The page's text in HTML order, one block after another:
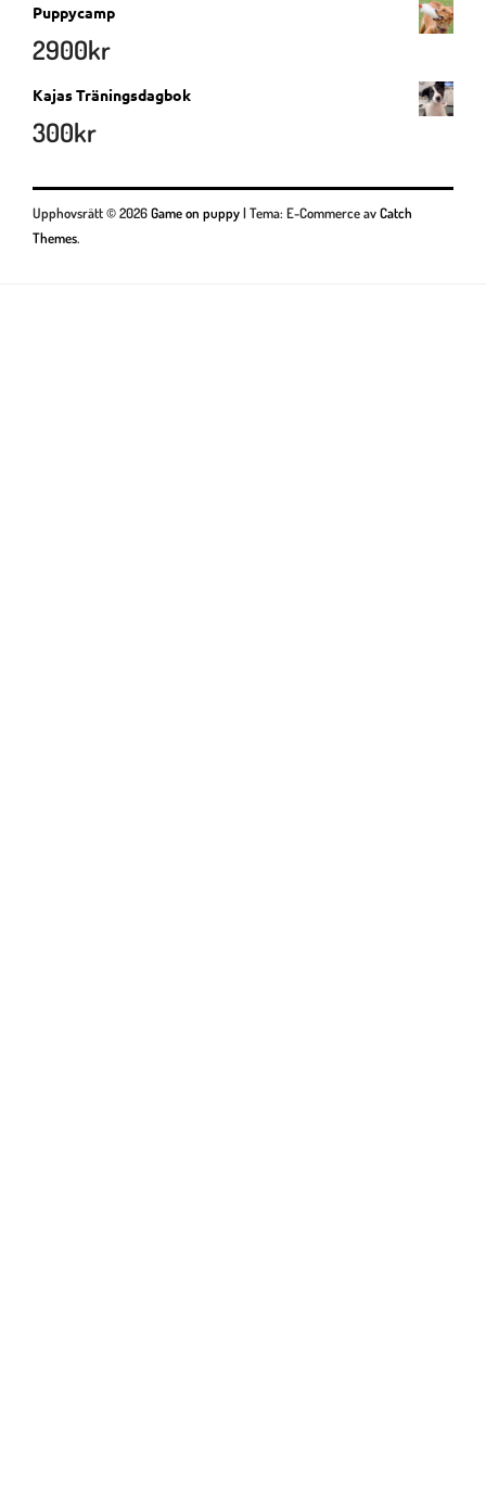
Puppycamp
2900kr
Kajas Träningsdagbok
300kr
Upphovsrätt © 2026Game on puppy|Tema: E-Commerce avCatch
Themes.